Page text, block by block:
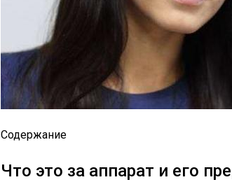
Содержание
Что это за аппарат и его